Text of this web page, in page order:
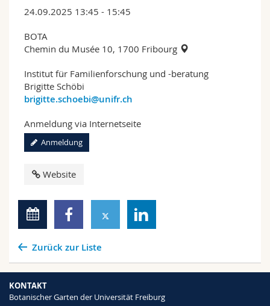
24.09.2025 13:45 - 15:45
BOTA
Chemin du Musée 10, 1700 Fribourg
Institut für Familienforschung und -beratung
Brigitte Schöbi
brigitte.schoebi@unifr.ch
Anmeldung via Internetseite
Anmeldung
Website
Zurück zur Liste
KONTAKT
Botanischer Garten der Universität Freiburg